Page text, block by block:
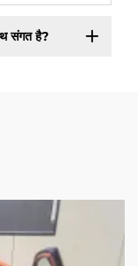
संगत है?